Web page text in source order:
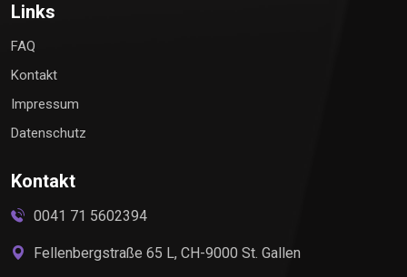
Links
FAQ
Kontakt
Impressum
Datenschutz
Kontakt
0041 71 5602394
Fellenbergstraße 65 L, CH-9000 St. Gallen